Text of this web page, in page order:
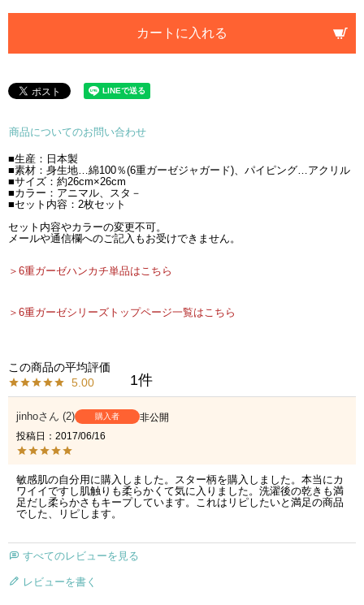
カートに入れる
商品についてのお問い合わせ
■生産：日本製
■素材：身生地…綿100％(6重ガーゼジャガード)、パイピング…アクリル
■サイズ：約26cm×26cm
■カラー：アニマル、スタ－
■セット内容：2枚セット
セット内容やカラーの変更不可。
メールや通信欄へのご記入もお受けできません。
＞6重ガーゼハンカチ単品はこちら
＞6重ガーゼシリーズトップページ一覧はこちら
5.00 1
jinho 2 購入者
非公開
投稿日
2017/06/16
敏感肌の自分用に購入しました。スター柄を購入しました。本当にカ
ワイイですし肌触りも柔らかくて気に入りました。洗濯後の乾きも満
足だし柔らかさもキープしています。これはリピしたいと満足の商品
でした、リピします。
すべてのレビューを見る
レビューを書く